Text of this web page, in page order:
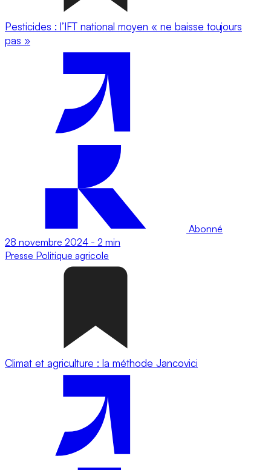
Pesticides : l’IFT national moyen « ne baisse toujours
pas »
Abonné
28 novembre 2024 - 2 min
Presse Politique agricole
Climat et agriculture : la méthode Jancovici